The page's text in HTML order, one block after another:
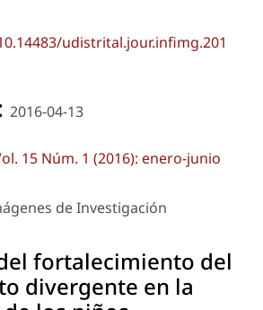
udistrital.jour.infimg.201
2016-04-13
15 Núm. 1 (2016): enero-junio
de Investigación
fortalecimiento del
divergente en la